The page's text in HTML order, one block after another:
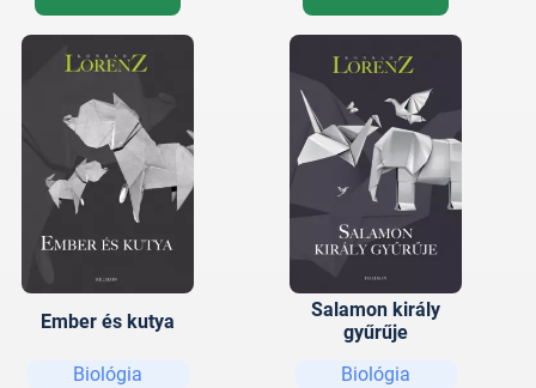
Ember és kutya
Biológia
Salamon király
gyűrűje
Biológia